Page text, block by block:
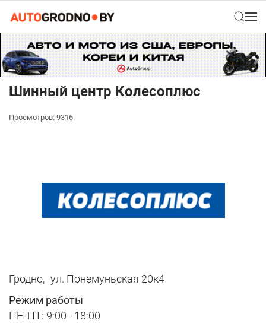
Шинный центр Колесоплюс
Просмотров: 9316
Гродно, ул. Понемуньская 20к4
Режим работы
ПН-ПТ: 9:00 - 18:00